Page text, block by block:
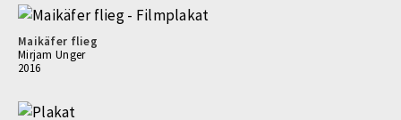
Maikäfer flieg
Mirjam Unger
2016